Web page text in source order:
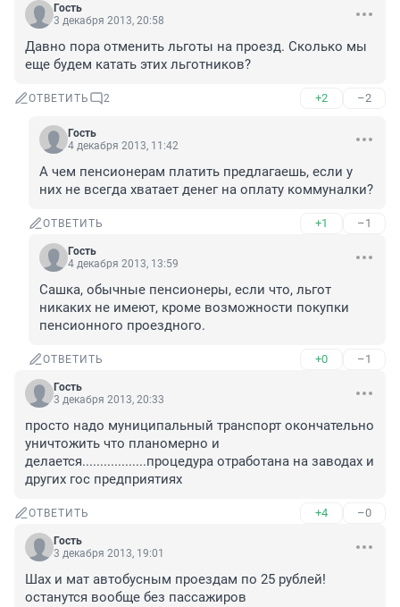
Гость
3 декабря 2013, 20:58
Давно пора отменить льготы на проезд. Сколько мы
еще будем катать этих льготников?
ОТВЕТИТЬ 2 +2 –2
Гость
4 декабря 2013, 11:42
А чем пенсионерам платить предлагаешь, если у
них не всегда хватает денег на оплату коммуналки?
ОТВЕТИТЬ +1 –1
Гость
4 декабря 2013, 13:59
Сашка, обычные пенсионеры, если что, льгот
никаких не имеют, кроме возможности покупки
пенсионного проездного.
ОТВЕТИТЬ +0 –1
Гость
3 декабря 2013, 20:33
просто надо муниципальный транспорт окончательно
уничтожить что планомерно и
делается..................процедура отработана на заводах и
других гос предприятиях
ОТВЕТИТЬ +4 –0
Гость
3 декабря 2013, 19:01
Шах и мат автобусным проездам по 25 рублей!
останутся вообще без пассажиров